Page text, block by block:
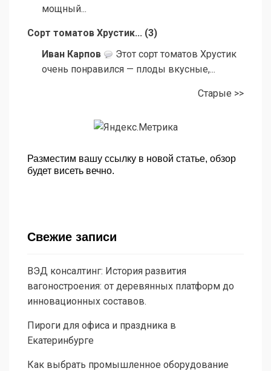
мощный...
Сорт томатов Хрустик... (3)
Иван Карпов
Этот сорт томатов Хрустик
очень понравился — плоды вкусные,...
Старые >>
Разместим вашу ссылку в новой статье, обзор
будет висеть вечно.
Свежие записи
ВЭД консалтинг: История развития
вагоностроения: от деревянных платформ до
инновационных составов.
Пироги для офиса и праздника в
Екатеринбурге
Как выбрать промышленное оборудование